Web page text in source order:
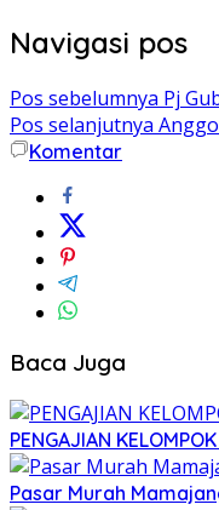
Navigasi pos
Pos sebelumnya Pj
Pos selanjutnya
Komentar
Baca Juga
PENGAJIAN
Pasar Murah